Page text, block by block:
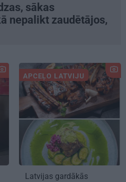
sākas
nepalikt zaudētājos,
APCEĻO LATVIJU
Latvijas gardākās